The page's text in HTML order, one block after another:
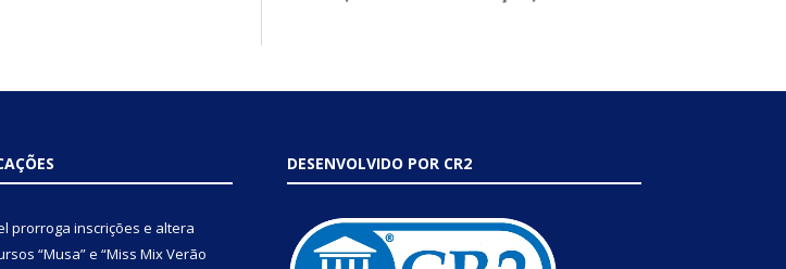
prorroga inscrições e altera
“Musa” e “Miss Mix Verão
DESENVOLVIDO POR CR2